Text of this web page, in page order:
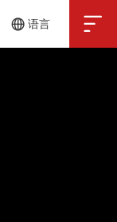
语言 